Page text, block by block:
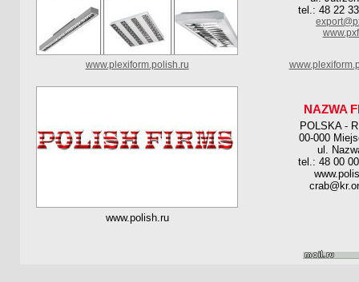
tel.: 48 22
www.plexiform.polish.ru
NAZWA
POLSKA -
00-000
ul.
tel.: 48 00
www.polish.ru